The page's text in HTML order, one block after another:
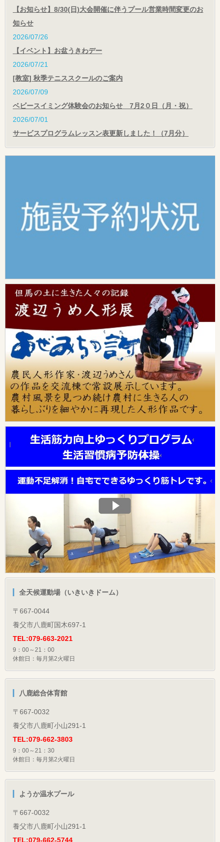
【お知らせ】8/30(日)大会開催に伴うプール営業時間変更のお
知らせ
2026/07/26
【イベント】お盆うきわデー
2026/07/21
[教室] 秋季テニススクールのご案内
2026/07/09
ベビースイミング体験会のお知らせ 7月2０日（月・祝）
2026/07/01
サービスプログラムレッスン表更新しました！（7月分）
全天候運動場（いきいきドーム）
〒667-0044
養父市八鹿町国木697-1
TEL:079-663-2021
9：00～21：00
休館日：毎月第2火曜日
八鹿総合体育館
〒667-0032
養父市八鹿町小山291-1
TEL:079-662-3803
9：00～21：30
休館日：毎月第2火曜日
ようか温水プール
〒667-0032
養父市八鹿町小山291-1
TEL:079-662-5744